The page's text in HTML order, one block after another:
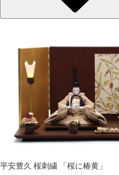
平安豊久 桜刺繍 「桜に椿黄」